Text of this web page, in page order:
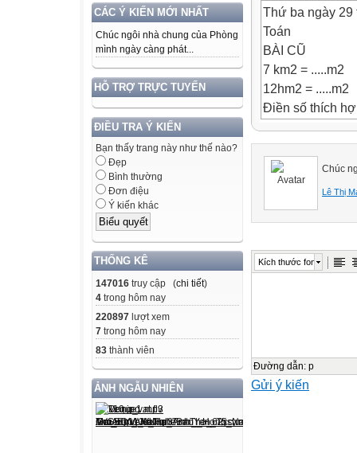
CÁC Ý KIẾN MỚI NHẤT
Chúc ngôi nhà chung của Phòng
mình ngày càng phát...
HỖ TRỢ TRỰC TUYẾN
ĐIỀU TRA Ý KIẾN
Bạn thấy trang này như thế nào?
Đẹp
Bình thường
Đơn điệu
Ý kiến khác
THỐNG KÊ
147016 truy cập (chi tiết)
4 trong hôm nay
220897 lượt xem
7 trong hôm nay
83 thành viên
ẢNH NGẪU NHIÊN
Thứ ba ngày 29
Toán
BÀI CŨ
7 km2 = .....m2
12hm2 = .....m2
Điền số thích
230000 m2 = ..
7000000
120000
2300
Toán
Thứ ba ngày 29
Toán
ĐẦM NUÔI TÔM
Chúc
Lê Thị
Kích thước font
Đường dẫn: p
Gửi ý kiến